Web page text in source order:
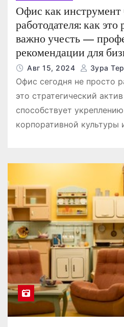
Офис как инструмент
работодателя: как это
важно учесть —
рекомендации для
Авг 15, 2024 Зура
Офис сегодня не просто
это стратегический
способствует
корпоративной культуры